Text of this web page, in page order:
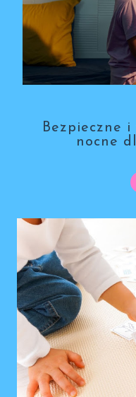
Bezpieczne
nocne